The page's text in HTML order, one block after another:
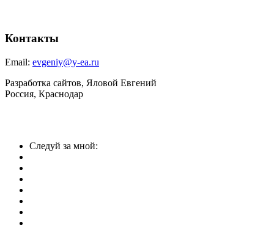
Контакты
Email: evgeniy@y-ea.ru
Разработка сайтов, Яловой Евгений
Россия, Краснодар
Следуй за мной: